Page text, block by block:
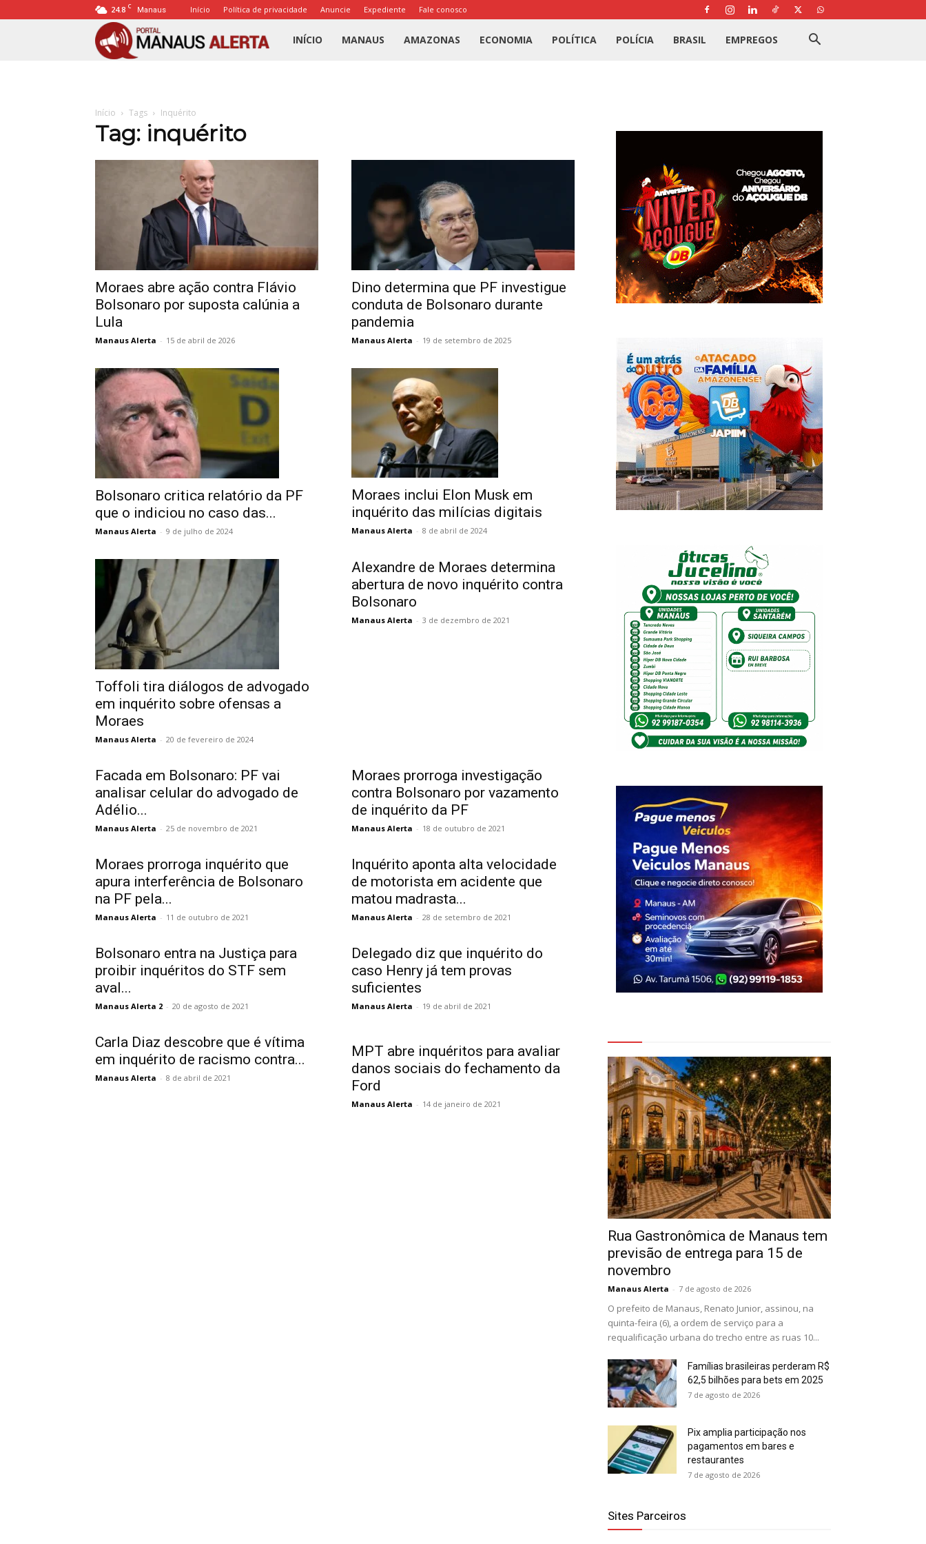
24.8 C Manaus Início Política de privacidade Anuncie Expediente Fale conosco
Portal
INÍCIO MANAUS AMAZONAS ECONOMIA POLÍTICA POLÍCIA BRASIL EMPREGOS
Início Tags Inquérito
Tag: inquérito
Moraes abre ação contra Flávio
Bolsonaro por suposta calúnia a
Lula
Manaus Alerta - 15 de abril de 2026
Dino determina que PF investigue
conduta de Bolsonaro durante
pandemia
Manaus Alerta - 19 de setembro de 2025
Bolsonaro critica relatório da PF
que o indiciou no caso das...
Manaus Alerta - 9 de julho de 2024
Moraes inclui Elon Musk em
inquérito das milícias digitais
Manaus Alerta - 8 de abril de 2024
Toffoli tira diálogos de advogado
em inquérito sobre ofensas a
Moraes
Manaus Alerta - 20 de fevereiro de 2024
Alexandre de Moraes determina
abertura de novo inquérito contra
Bolsonaro
Manaus Alerta - 3 de dezembro de 2021
Facada em Bolsonaro: PF vai
analisar celular do advogado de
Adélio...
Manaus Alerta - 25 de novembro de 2021
Moraes prorroga investigação
contra Bolsonaro por vazamento
de inquérito da PF
Manaus Alerta - 18 de outubro de 2021
Moraes prorroga inquérito que
apura interferência de Bolsonaro
na PF pela...
Manaus Alerta - 11 de outubro de 2021
Inquérito aponta alta velocidade
de motorista em acidente que
matou madrasta...
Manaus Alerta - 28 de setembro de 2021
Bolsonaro entra na Justiça para
proibir inquéritos do STF sem
aval...
Manaus Alerta 2 - 20 de agosto de 2021
Delegado diz que inquérito do
caso Henry já tem provas
suficientes
Manaus Alerta - 19 de abril de 2021
Carla Diaz descobre que é vítima
em inquérito de racismo contra...
Manaus Alerta - 8 de abril de 2021
MPT abre inquéritos para avaliar
danos sociais do fechamento da
Ford
Manaus Alerta - 14 de janeiro de 2021
Rua Gastronômica de Manaus tem
previsão de entrega para 15 de
novembro
Manaus Alerta - 7 de agosto de 2026
O prefeito de Manaus, Renato Junior, assinou, na
quinta-feira (6), a ordem de serviço para a
requalificação urbana do trecho entre as ruas 10...
Famílias brasileiras perderam R$
62,5 bilhões para bets em 2025
7 de agosto de 2026
Pix amplia participação nos
pagamentos em bares e
restaurantes
7 de agosto de 2026
Sites Parceiros